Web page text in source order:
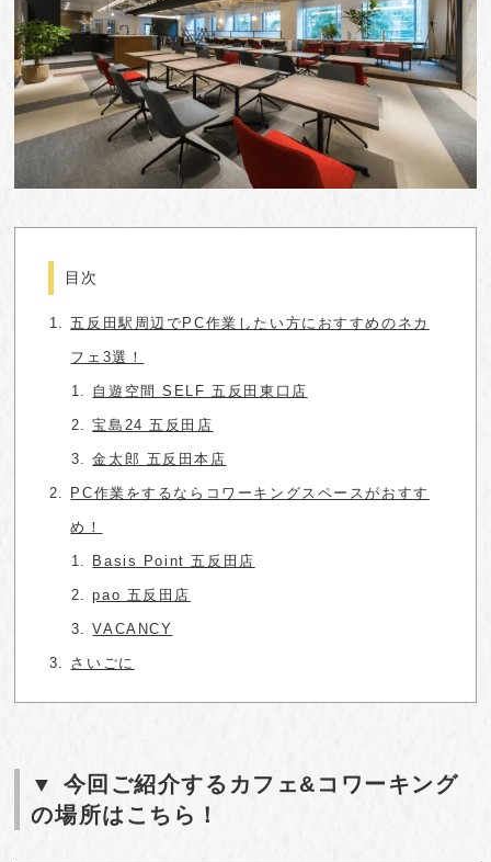
目次
五反田駅周辺でPC作業したい方におすすめのネカ
フェ3選！
自遊空間 SELF 五反田東口店
宝島24 五反田店
金太郎 五反田本店
PC作業をするならコワーキングスペースがおすす
め！
Basis Point 五反田店
pao 五反田店
VACANCY
さいごに
▼ 今回ご紹介するカフェ&コワーキング
の場所はこちら！